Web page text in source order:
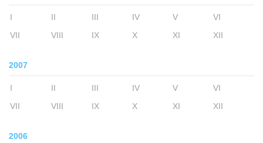
I II III IV V
VI
VII
VIII IX X XI XII
2007
I II III IV V
VI
VII
VIII IX X XI XII
2006